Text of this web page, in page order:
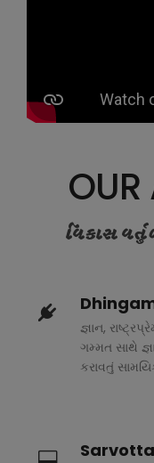
OUR
વિકાસ
જ્ઞાન,
ગમ્મત સાથે
કરાવતું